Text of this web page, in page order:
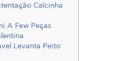
Calcinha
A Few Peças
Levanta Peito